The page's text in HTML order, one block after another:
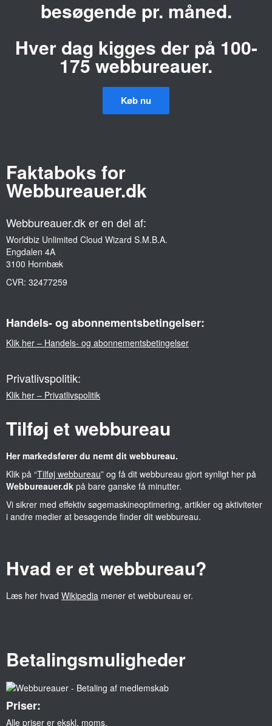
besøgende pr. måned.
Hver dag kigges der på 100-
175 webbureauer.
Køb nu
Faktaboks for
Webbureauer.dk
Webbureauer.dk er en del af:
Worldbiz Unlimited Cloud Wizard S.M.B.A.
Engdalen 4A
3100 Hornbæk
CVR: 32477259
Handels- og abonnementsbetingelser:
Klik her – Handels- og abonnementsbetingelser
Privatlivspolitik:
Klik her – Privatlivspolitik
Tilføj et webbureau
Her markedsfører du nemt dit webbureau.
Klik på “Tilføj webbureau” og få dit webbureau gjort synligt her på
Webbureauer.dk på bare ganske få minutter.
Vi sikrer med effektiv søgemaskineoptimering, artikler og aktiviteter
i andre medier at besøgende finder dit webbureau.
Hvad er et webbureau?
Læs her hvad Wikipedia mener et webbureau er.
Betalingsmuligheder
Priser:
Alle priser er ekskl. moms.